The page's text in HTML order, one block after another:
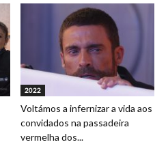
2022
Voltámos a infernizar a vida aos
convidados na passadeira
vermelha dos...